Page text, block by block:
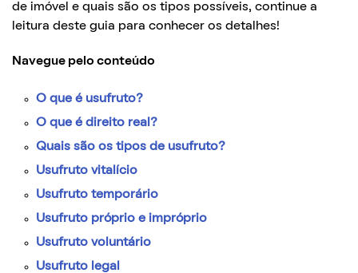
de imóvel e quais são os tipos possíveis, continue a
leitura deste guia para conhecer os detalhes!
Navegue pelo conteúdo
O que é usufruto?
O que é direito real?
Quais são os tipos de usufruto?
Usufruto vitalício
Usufruto temporário
Usufruto próprio e impróprio
Usufruto voluntário
Usufruto legal